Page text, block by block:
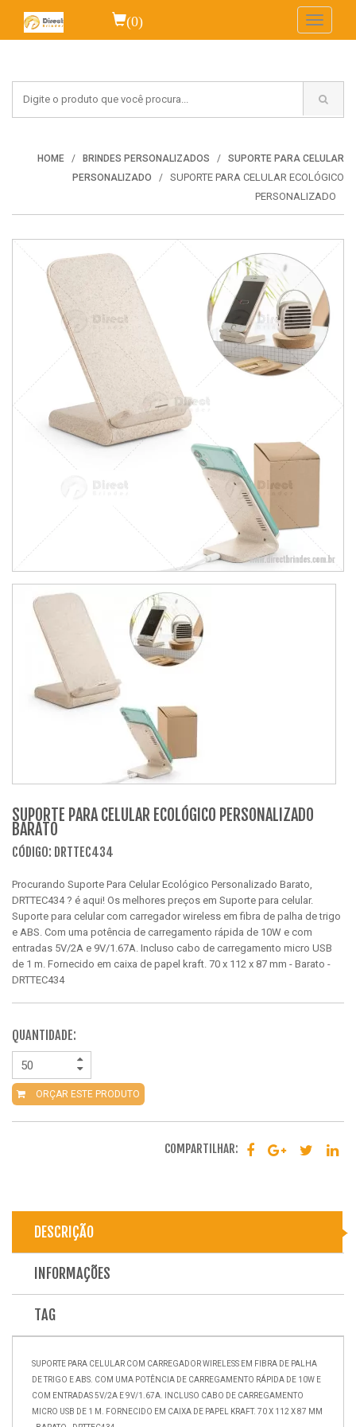
(0)
Toggle
HOME BRINDES PERSONALIZADOS
SUPORTE PARA CELULAR
PERSONALIZADO
SUPORTE PARA CELULAR ECOLÓGICO
PERSONALIZADO
SUPORTE PARA CELULAR ECOLÓGICO PERSONALIZADO
BARATO
CÓDIGO: DRTTEC434
Procurando Suporte Para Celular Ecológico Personalizado Barato,
DRTTEC434 ? é aqui! Os melhores preços em Suporte para celular.
Suporte para celular com carregador wireless em fibra de palha de trigo
e ABS. Com uma potência de carregamento rápida de 10W e com
entradas 5V/2A e 9V/1.67A. Incluso cabo de carregamento micro USB
de 1 m. Fornecido em caixa de papel kraft. 70 x 112 x 87 mm - Barato -
DRTTEC434
QUANTIDADE:
ORÇAR ESTE PRODUTO
COMPARTILHAR:
DESCRIÇÃO
INFORMAÇÕES
TAG
SUPORTE PARA CELULAR COM CARREGADOR WIRELESS EM FIBRA DE PALHA
DE TRIGO E ABS. COM UMA POTÊNCIA DE CARREGAMENTO RÁPIDA DE 10W E
COM ENTRADAS 5V/2A E 9V/1.67A. INCLUSO CABO DE CARREGAMENTO
MICRO USB DE 1 M. FORNECIDO EM CAIXA DE PAPEL KRAFT. 70 X 112 X 87 MM